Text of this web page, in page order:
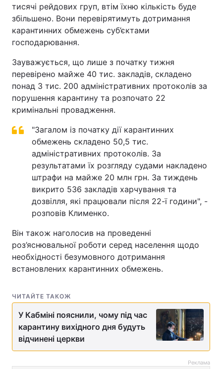
тисячі рейдових груп, втім їхню кількість буде
збільшено. Вони перевірятимуть дотримання
карантинних обмежень суб’єктами
господарювання.
Зауважується, що лише з початку тижня
перевірено майже 40 тис. закладів, складено
понад 3 тис. 200 адміністративних протоколів за
порушення карантину та розпочато 22
кримінальні провадження.
"Загалом із початку дії карантинних
обмежень складено 50,5 тис.
адміністративних протоколів. За
результатами їх розгляду судами накладено
штрафи на майже 20 млн грн. За тиждень
викрито 536 закладів харчування та
дозвілля, які працювали після 22-ї години", -
розповів Клименко.
Він також наголосив на проведенні
роз’яснювальної роботи серед населення щодо
необхідності безумовного дотримання
встановлених карантинних обмежень.
ЧИТАЙТЕ ТАКОЖ
У Кабміні пояснили, чому під час
карантину вихідного дня будуть
відчинені церкви
Реклама